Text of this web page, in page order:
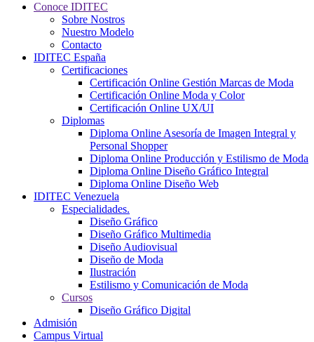
Conoce IDITEC
Sobre Nostros
Nuestro Modelo
Contacto
IDITEC España
Certificaciones
Certificación Online Gestión Marcas de Moda
Certificación Online Moda y Color
Certificación Online UX/UI
Diplomas
Diploma Online Asesoría de Imagen Integral y
Personal Shopper
Diploma Online Producción y Estilismo de Moda
Diploma Online Diseño Gráfico Integral
Diploma Online Diseño Web
IDITEC Venezuela
Especialidades.
Diseño Gráfico
Diseño Gráfico Multimedia
Diseño Audiovisual
Diseño de Moda
Ilustración
Estilismo y Comunicación de Moda
Cursos
Diseño Gráfico Digital
Admisión
Campus Virtual